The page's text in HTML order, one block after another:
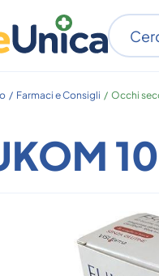
/ Farmaci e Consigli / Occhi